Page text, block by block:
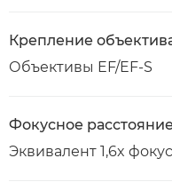
Крепление
Объективы EF/EF-S
Фокусное
Эквивалент 1,6x